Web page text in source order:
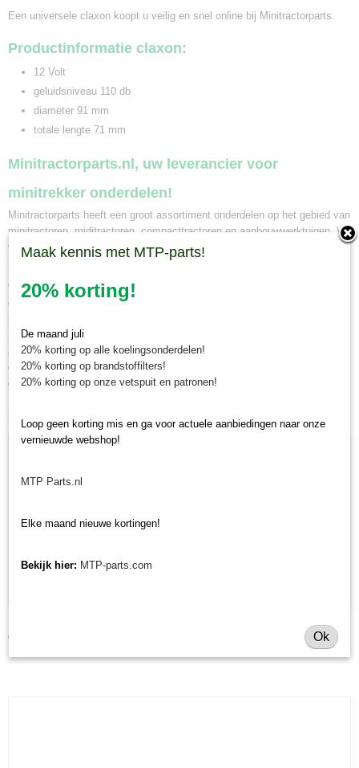
Een universele claxon koopt u veilig en snel online bij Minitractorparts.
Productinformatie claxon:
12 Volt
geluidsniveau 110 db
diameter 91 mm
totale lengte 71 mm
Minitractorparts.nl, uw leverancier voor
minitrekker onderdelen!
Minitractorparts heeft een groot assortiment onderdelen op het gebied van
minitractoren, miditractoren, compacttractoren en aanbouwwerktuigen. Wij
verkopen deze onderdelen met als specialisme de Japanse
minitractormerken Yanmar, Iseki, Kubota en Shibaura.
Wanneer u een claxon bij ons bestelt voor 12.00 uur, en deze is op
voorraad, wordt hij dezelfde dag nog verzonden. Naast pakketbezorging
maandag tot en met vrijdag geopend voor afhalen van minitractor
onderdelen van 8.30 tot 16.30 uur. Maakt u hiervoor eerst een afspraak
via whatsapp 0630381824 of per e-mail info@minitractorparts.nl, dan zijn
wij u graag van dienst.
Ook interessant
€ 187,19
Maak kennis met MTP-parts!
20% korting!
De maand juli
20% korting op alle koelingsonderdelen!
20% korting op brandstoffilters!
20% korting op onze vetspuit en patronen!
Loop geen korting mis en ga voor actuele aanbiedingen naar onze
vernieuwde webshop!
MTP Parts.nl
Elke maand nieuwe kortingen!
Bekijk hier: MTP-parts.com
Ok